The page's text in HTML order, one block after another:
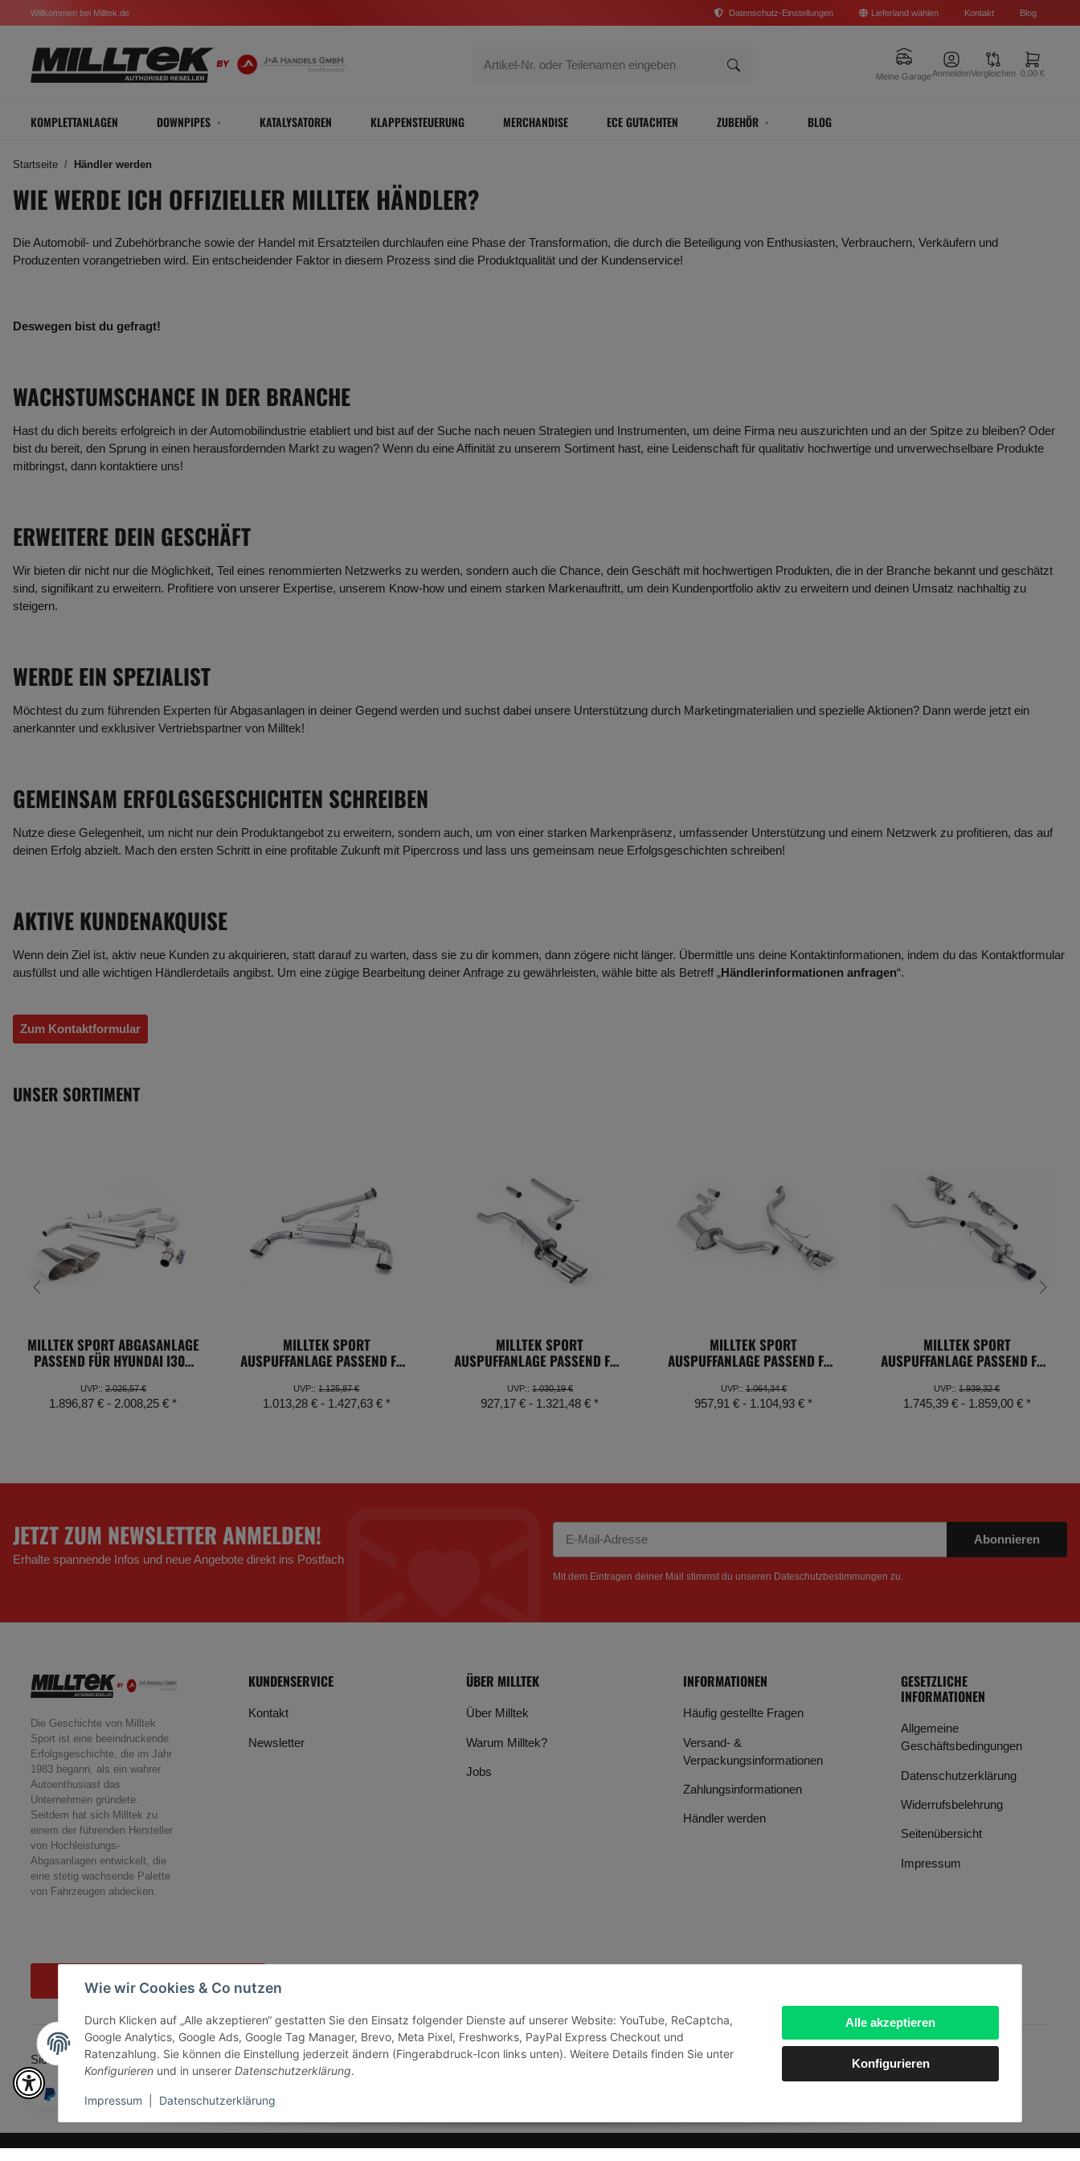
Alle akzeptieren
Konfigurieren
Wie wir Cookies & Co nutzen
Durch Klicken auf „Alle akzeptieren“ gestatten Sie den Einsatz folgender Dienste auf unserer Website: YouTube, ReCaptcha,
Google Analytics, Google Ads, Google Tag Manager, Brevo, Meta Pixel, Freshworks, PayPal Express Checkout und
Ratenzahlung. Sie können die Einstellung jederzeit ändern (Fingerabdruck-Icon links unten). Weitere Details finden Sie unter
Konfigurieren und in unserer Datenschutzerklärung.
Impressum Datenschutzerklärung
Willkommen bei Milltek.de Datenschutz-Einstellungen Lieferland wählen Kontakt Blog
Meine GarageAnmeldenVergleichen 0,00 €
KOMPLETTANLAGEN DOWNPIPES KATALYSATOREN KLAPPENSTEUERUNG MERCHANDISE ECE GUTACHTEN ZUBEHÖR BLOG
Startseite Händler werden
WIE WERDE ICH OFFIZIELLER MILLTEK HÄNDLER?
Die Automobil- und Zubehörbranche sowie der Handel mit Ersatzteilen durchlaufen eine Phase der Transformation, die durch die Beteiligung von Enthusiasten, Verbrauchern, Verkäufern und
Produzenten vorangetrieben wird. Ein entscheidender Faktor in diesem Prozess sind die Produktqualität und der Kundenservice!
Deswegen bist du gefragt!
WACHSTUMSCHANCE IN DER BRANCHE
Hast du dich bereits erfolgreich in der Automobilindustrie etabliert und bist auf der Suche nach neuen Strategien und Instrumenten, um deine Firma neu auszurichten und an der Spitze zu bleiben? Oder
bist du bereit, den Sprung in einen herausfordernden Markt zu wagen? Wenn du eine Affinität zu unserem Sortiment hast, eine Leidenschaft für qualitativ hochwertige und unverwechselbare Produkte
mitbringst, dann kontaktiere uns!
ERWEITERE DEIN GESCHÄFT
Wir bieten dir nicht nur die Möglichkeit, Teil eines renommierten Netzwerks zu werden, sondern auch die Chance, dein Geschäft mit hochwertigen Produkten, die in der Branche bekannt und geschätzt
sind, signifikant zu erweitern. Profitiere von unserer Expertise, unserem Know-how und einem starken Markenauftritt, um dein Kundenportfolio aktiv zu erweitern und deinen Umsatz nachhaltig zu
steigern.
WERDE EIN SPEZIALIST
Möchtest du zum führenden Experten für Abgasanlagen in deiner Gegend werden und suchst dabei unsere Unterstützung durch Marketingmaterialien und spezielle Aktionen? Dann werde jetzt ein
anerkannter und exklusiver Vertriebspartner von Milltek!
GEMEINSAM ERFOLGSGESCHICHTEN SCHREIBEN
Nutze diese Gelegenheit, um nicht nur dein Produktangebot zu erweitern, sondern auch, um von einer starken Markenpräsenz, umfassender Unterstützung und einem Netzwerk zu profitieren, das auf
deinen Erfolg abzielt. Mach den ersten Schritt in eine profitable Zukunft mit Pipercross und lass uns gemeinsam neue Erfolgsgeschichten schreiben!
AKTIVE KUNDENAKQUISE
Wenn dein Ziel ist, aktiv neue Kunden zu akquirieren, statt darauf zu warten, dass sie zu dir kommen, dann zögere nicht länger. Übermittle uns deine Kontaktinformationen, indem du das Kontaktformular
ausfüllst und alle wichtigen Händlerdetails angibst. Um eine zügige Bearbeitung deiner Anfrage zu gewährleisten, wähle bitte als Betreff „Händlerinformationen anfragen“.
Zum Kontaktformular
UNSER SORTIMENT
MILLTEK SPORT ABGASANLAGE
PASSEND FÜR HYUNDAI I30N
UVP::2.026,57 €
1.896,87 € - 2.008,25 €*
MILLTEK SPORT
AUSPUFFANLAGE PASSEND FÜR
UNGEDÄMPFT
UVP::1.125,87 €
1.013,28 € - 1.427,63 € *
MILLTEK SPORT
AUSPUFFANLAGE PASSEND FÜR
UVP:: 1.030,19 €
927,17 € - 1.321,48 €*
MILLTEK SPORT
AUSPUFFANLAGE PASSEND FÜR
2.0 FSI MIT OE-DOWNPIPE
UVP::1.064,34 €
957,91 € - 1.104,93 €*
MILLTEK SPORT
AUSPUFFANLAGE PASSEND FÜR
UVP::1.939,32 €
1.745,39 € - 1.859,00 € *
JETZT ZUM NEWSLETTER ANMELDEN!
Erhalte spannende Infos und neue Angebote direkt ins Postfach
Abonnieren
Mit dem Eintragen deiner Mail stimmst du unseren Dateschutzbestimmungen zu.
Die Geschichte von Milltek
Sport ist eine beeindruckende
Erfolgsgeschichte, die im Jahr
1983 begann, als ein wahrer
Autoenthusiast das
Unternehmen gründete.
Seitdem hat sich Milltek zu
einem der führenden Hersteller
von Hochleistungs-
Abgasanlagen entwickelt, die
eine stetig wachsende Palette
von Fahrzeugen abdecken.
KUNDENSERVICE
Kontakt
Newsletter
ÜBER MILLTEK
Über Milltek
Warum Milltek?
Jobs
INFORMATIONEN
Häufig gestellte Fragen
Versand- &
Verpackungsinformationen
Zahlungsinformationen
Händler werden
GESETZLICHE
INFORMATIONEN
Allgemeine
Geschäftsbedingungen
Datenschutzerklärung
Widerrufsbelehrung
Seitenübersicht
Impressum
Vertrag widerrufen
Sicher bezahlen via: